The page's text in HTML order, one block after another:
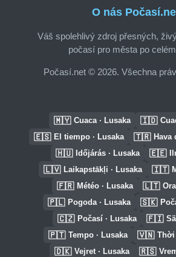
O nás
Váš spolehlivý zdroj přesných,
počasí pro města po
Počasí.net © 2026. Všechna
🇲🇾 Cuaca · Lusaka 🇮🇩
🇪🇸 El tiempo · Lusaka 🇹🇷 Hava
🇭🇺 Időjárás · Lusaka 🇪🇪
🇱🇻 Laikapstākļi · Lusaka 🇮🇹
🇫🇷 Météo · Lusaka 🇱🇹
🇵🇱 Pogoda · Lusaka 🇸🇰
🇨🇿 Počasí · Lusaka 🇫🇮
🇵🇹 Tempo · Lusaka 🇻🇳 Thời
🇩🇰 Vejret · Lusaka 🇷🇸